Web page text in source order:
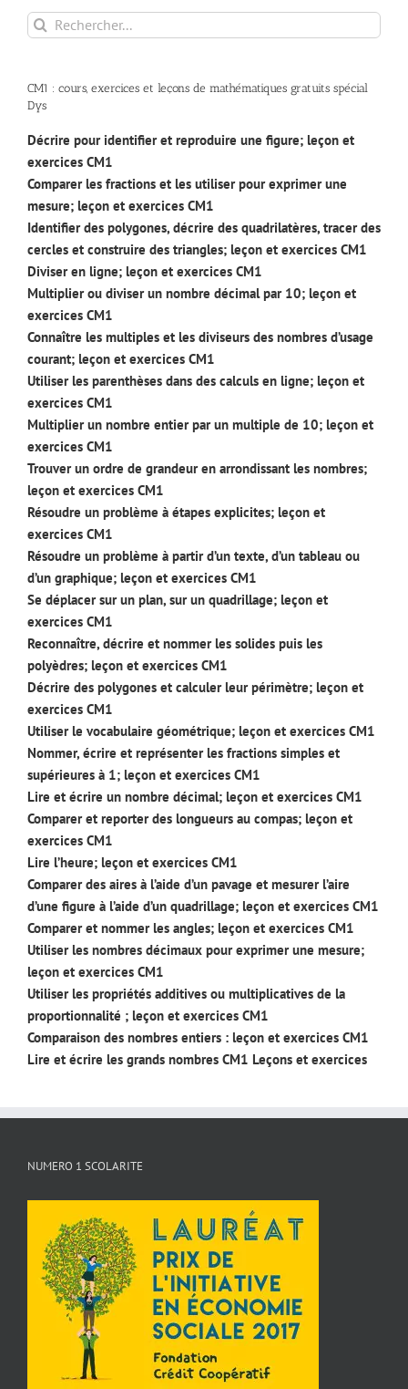
Rechercher:
CM1 : cours, exercices et leçons de mathématiques gratuits spécial
Dys
Décrire pour identifier et reproduire une figure; leçon et
exercices CM1
Comparer les fractions et les utiliser pour exprimer une
mesure; leçon et exercices CM1
Identifier des polygones, décrire des quadrilatères, tracer des
cercles et construire des triangles; leçon et exercices CM1
Diviser en ligne; leçon et exercices CM1
Multiplier ou diviser un nombre décimal par 10; leçon et
exercices CM1
Connaître les multiples et les diviseurs des nombres d’usage
courant; leçon et exercices CM1
Utiliser les parenthèses dans des calculs en ligne; leçon et
exercices CM1
Multiplier un nombre entier par un multiple de 10; leçon et
exercices CM1
Trouver un ordre de grandeur en arrondissant les nombres;
leçon et exercices CM1
Résoudre un problème à étapes explicites; leçon et
exercices CM1
Résoudre un problème à partir d’un texte, d’un tableau ou
d’un graphique; leçon et exercices CM1
Se déplacer sur un plan, sur un quadrillage; leçon et
exercices CM1
Reconnaître, décrire et nommer les solides puis les
polyèdres; leçon et exercices CM1
Décrire des polygones et calculer leur périmètre; leçon et
exercices CM1
Utiliser le vocabulaire géométrique; leçon et exercices CM1
Nommer, écrire et représenter les fractions simples et
supérieures à 1; leçon et exercices CM1
Lire et écrire un nombre décimal; leçon et exercices CM1
Comparer et reporter des longueurs au compas; leçon et
exercices CM1
Lire l’heure; leçon et exercices CM1
Comparer des aires à l’aide d’un pavage et mesurer l’aire
d’une figure à l’aide d’un quadrillage; leçon et exercices CM1
Comparer et nommer les angles; leçon et exercices CM1
Utiliser les nombres décimaux pour exprimer une mesure;
leçon et exercices CM1
Utiliser les propriétés additives ou multiplicatives de la
proportionnalité ; leçon et exercices CM1
Comparaison des nombres entiers : leçon et exercices CM1
Lire et écrire les grands nombres CM1 Leçons et exercices
NUMERO 1 SCOLARITE